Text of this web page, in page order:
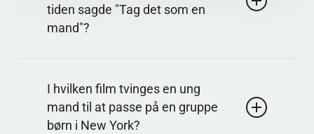
tiden sagde "Tag det som en
mand"?
Serien er kendt for sin mørke, absurde og ofte
ubehagelige humor med stærke karakterer.
Gentagne udtryk bruges til at opbygge
genkendelse og optrappe situationerne.
I hvilken film tvinges en ung
mand til at passe på en gruppe
børn i New York?